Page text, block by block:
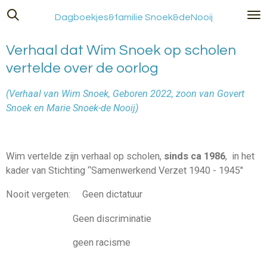
Ga
de
hoofdinhoud
Dagboekjes&familie Snoek&deNooij
Verhaal dat Wim Snoek op scholen
vertelde over de oorlog
(Verhaal van Wim Snoek, Geboren 2022, zoon van Govert
Snoek en Marie Snoek-de Nooij)
Wim vertelde zijn verhaal op scholen, sinds ca 1986, in het
kader van Stichting “Samenwerkend Verzet 1940 - 1945"
Nooit vergeten: Geen dictatuur
Geen discriminatie
geen racisme